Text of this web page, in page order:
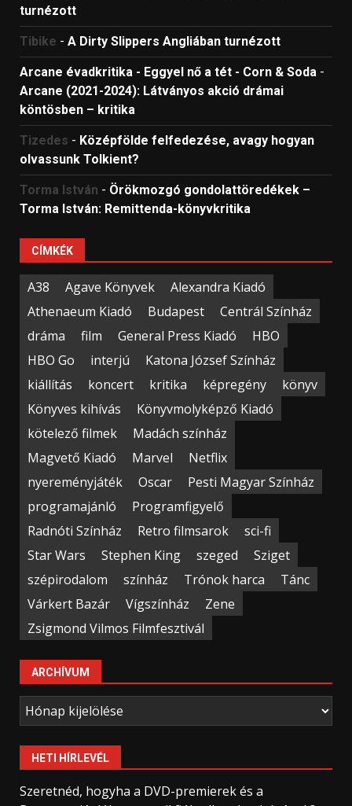
turnézott
Tibike - A Dirty Slippers Angliában turnézott
Arcane évadkritika - Eggyel nő a tét - Corn & Soda -
Arcane (2021-2024): Látványos akció drámai
köntösben – kritika
Tizedes - Középfölde felfedezése, avagy hogyan
olvassunk Tolkient?
Torma István - Örökmozgó gondolattöredékek –
Torma István: Remittenda-könyvkritika
CÍMKÉK
A38 Agave Könyvek
Alexandra Kiadó
Athenaeum Kiadó
Budapest
Centrál Színház
dráma
film General Press Kiadó
HBO
HBO Go
interjú
Katona József Színház
kiállítás
koncert kritika képregény
könyv
Könyves kihívás
Könyvmolyképző Kiadó
kötelező filmek
Madách színház
Magvető Kiadó
Marvel
Netflix
nyereményjáték
Oscar
Pesti Magyar Színház
programajánló
Programfigyelő
Radnóti Színház
Retro filmsarok
sci-fi
Star Wars
Stephen King szeged
Sziget
szépirodalom
színház Trónok harca
Tánc
Várkert Bazár
Vígszínház
Zene
Zsigmond Vilmos Filmfesztivál
ARCHÍVUM
Archívum
HETI HÍRLEVÉL
Szeretnéd, hogyha a DVD-premierek és a